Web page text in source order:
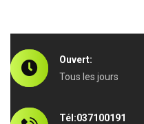
Ouvert:
Tous les jours
Tél:037100191